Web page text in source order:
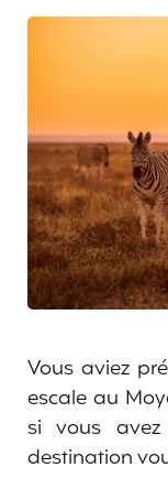
Vous aviez
escale au
si vous
destination